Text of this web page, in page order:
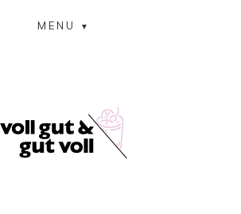
MENU